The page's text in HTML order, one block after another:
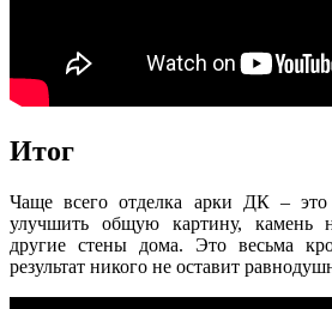
Итог
Чаще всего отделка арки ДК – это
улучшить общую картину, камень
другие стены дома. Это весьма
результат никого не оставит